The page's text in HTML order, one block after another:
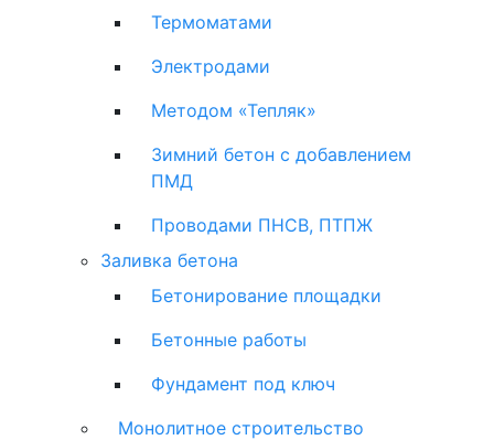
Термоматами
Электродами
Методом «Тепляк»
Зимний бетон с добавлением
ПМД
Проводами ПНСВ, ПТПЖ
Заливка бетона
Бетонирование площадки
Бетонные работы
Фундамент под ключ
Монолитное строительство